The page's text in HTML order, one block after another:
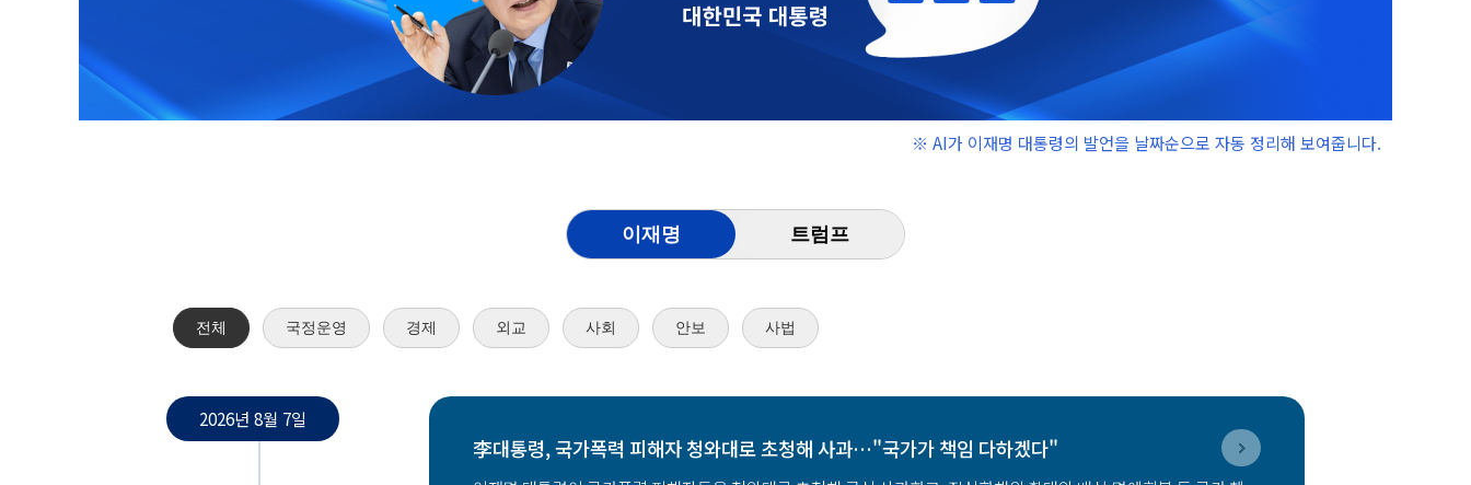
※ AI가 이재명 대통령의 발언을 날짜순으로 자동 정리해 보여줍니다.
이재명 트럼프
전체 국정운영 경제 외교 사회 안보 사법
2026년 8월 7일
李대통령, 국가폭력 피해자 청와대로 초청해 사과…"국가가 책임 다하겠다"